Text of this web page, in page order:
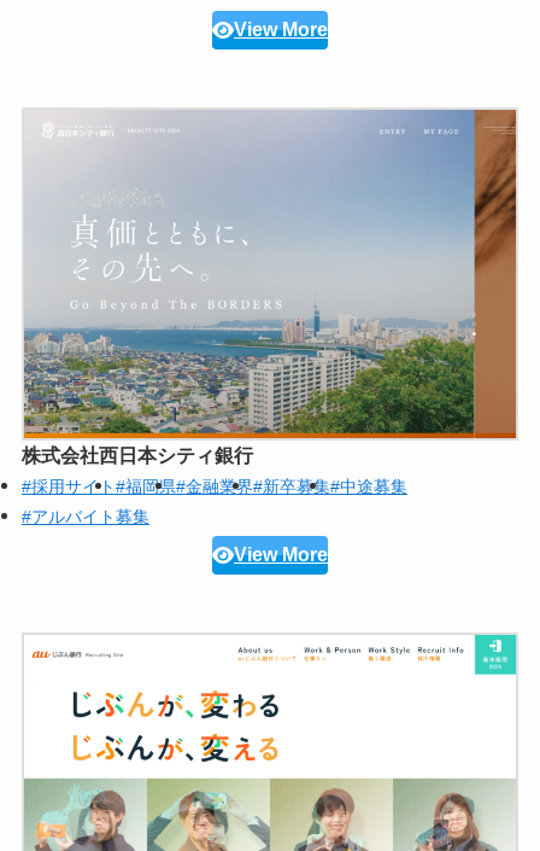
View More
株式会社西日本シティ銀行
#採用サイト#福岡県#金融業界#新卒募集#中途募集
#アルバイト募集
View More